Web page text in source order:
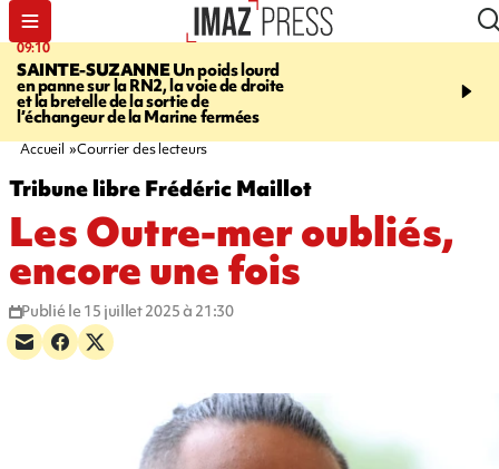
09:10
SAINTE-SUZANNEUn poids lourd
en panne sur la RN2, la voie de droite
et la bretelle de la sortie de
l’échangeur de la Marine fermées
11:22
DÉSTABILISATION
la présidentielle, les
Accueil Courrier des lecteurs
Tribune libre Frédéric Maillot
Les Outre-mer oubliés,
encore une fois
Publié le 15 juillet 2025 à 21:30